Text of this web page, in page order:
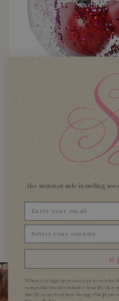
cherry strandball
LASS
Accessoires
the summer sale is ending
Country chooser
When you sign up you accept to receive
competitions and exclusive benefits via
time.You can read how Konges Sløjd